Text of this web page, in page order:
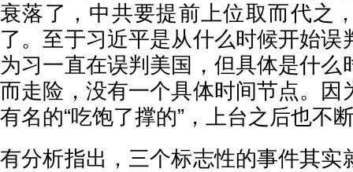
衰落了，中共要提前上位取而代之
了。至于习近平是从什么时候开始误
为习一直在误判美国，但具体是什么
而走险，没有一个具体时间节点。因
有名的“吃饱了撑的”，上台之后也不
有分析指出，三个标志性的事件其实